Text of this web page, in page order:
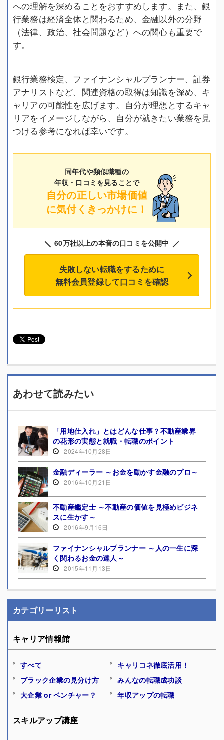
への理解を深めることをおすすめします。また、銀
行業務は経済全体と関わるため、金融以外の分野
（法律、政治、社会問題など）への関心も重要で
す。
銀行業務検定、ファイナンシャルプランナー、証券
アナリストなど、関連資格の取得は知識を深め、キ
ャリアの可能性を広げます。自分が理想とするキャ
リアをイメージしながら、自分が就きたい業務を見
つける参考になれば幸いです。
同年代や類似職種の
年収・口コミを見ることで
自分の正しい市場価値
に気付くきっかけに！
60万社以上の本音の口コミを公開中
失敗しない転職をするために
無料会員登録して口コミを確認
あわせて読みたい
「用地仕入れ」とはどんな仕事？不動産業界
の花形の実態と就職・転職のポイント
2024年10月28日
金融ディーラー ～お金を動かす金融のプロ～
2016年10月21日
不動産鑑定士 ～不動産の価値を見極めビジネ
スに生かす～
2016年9月16日
ファイナンシャルプランナー ～人の一生に深
く関わるお金の達人～
2015年11月13日
カテゴリーリスト
キャリア情報館
すべて
キャリコネ徹底活用！
ブラック企業の見分け方
みんなの転職成功談
大企業 or ベンチャー？
年収アップの転職
スキルアップ講座